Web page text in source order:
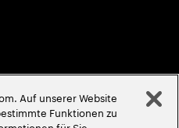
Auf unserer Website
Funktionen zu